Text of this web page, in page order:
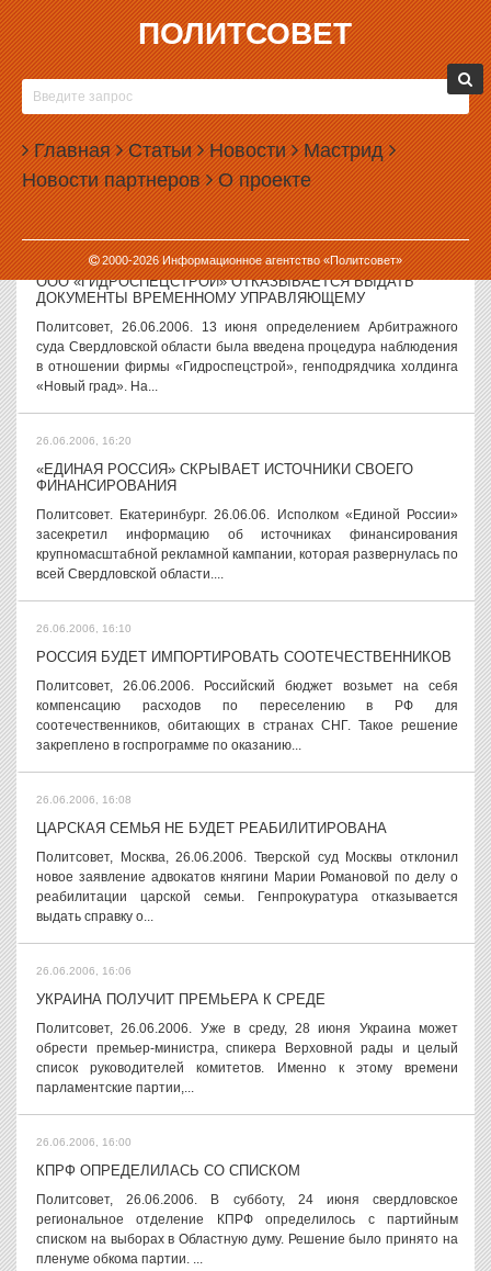
ПОЛИТСОВЕТ
Главная Статьи Новости Мастрид
Новости партнеров О проекте
2000-2026Информационное агентство «Политсовет»
26.06.2006, 17:51
АКТИВИСТКА «РОССИЙСКОЙ ПАРТИИ ЖИЗНИ» ПОЕДЕТ НА
ЧЕМПИОНАТ МИРА ПО БОУЛИНГУ В ВЕНЕСУЭЛУ
Активист свердловского отделения «Российской Партии ЖИЗНИ»
Евгения Царькова одержала победу в Кубке России по боулингу, и
будет представлять страну на чемпионате мира в Венесуэле, в
городе Каракас. ...
26.06.2006, 16:30
ООО «ГИДРОСПЕЦСТРОЙ» ОТКАЗЫВАЕТСЯ ВЫДАТЬ
ДОКУМЕНТЫ ВРЕМЕННОМУ УПРАВЛЯЮЩЕМУ
Политсовет, 26.06.2006. 13 июня определением Арбитражного
суда Свердловской области была введена процедура наблюдения
в отношении фирмы «Гидроспецстрой», генподрядчика холдинга
«Новый град». На...
26.06.2006, 16:20
«ЕДИНАЯ РОССИЯ» СКРЫВАЕТ ИСТОЧНИКИ СВОЕГО
ФИНАНСИРОВАНИЯ
Политсовет. Екатеринбург. 26.06.06. Исполком «Единой России»
засекретил информацию об источниках финансирования
крупномасштабной рекламной кампании, которая развернулась по
всей Свердловской области....
26.06.2006, 16:10
РОССИЯ БУДЕТ ИМПОРТИРОВАТЬ СООТЕЧЕСТВЕННИКОВ
Политсовет, 26.06.2006. Российский бюджет возьмет на себя
компенсацию расходов по переселению в РФ для
соотечественников, обитающих в странах СНГ. Такое решение
закреплено в госпрограмме по оказанию...
26.06.2006, 16:08
ЦАРСКАЯ СЕМЬЯ НЕ БУДЕТ РЕАБИЛИТИРОВАНА
Политсовет, Москва, 26.06.2006. Тверской суд Москвы отклонил
новое заявление адвокатов княгини Марии Романовой по делу о
реабилитации царской семьи. Генпрокуратура отказывается
выдать справку о...
26.06.2006, 16:06
УКРАИНА ПОЛУЧИТ ПРЕМЬЕРА К СРЕДЕ
Политсовет, 26.06.2006. Уже в среду, 28 июня Украина может
обрести премьер-министра, спикера Верховной рады и целый
список руководителей комитетов. Именно к этому времени
парламентские партии,...
26.06.2006, 16:00
КПРФ ОПРЕДЕЛИЛАСЬ СО СПИСКОМ
Политсовет, 26.06.2006. В субботу, 24 июня свердловское
региональное отделение КПРФ определилось с партийным
списком на выборах в Областную думу. Решение было принято на
пленуме обкома партии. ...